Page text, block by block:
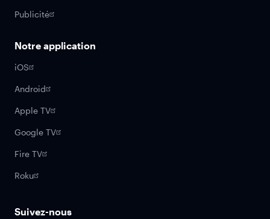
Publicité
Notre application
iOS
Android
Apple TV
Google TV
Fire TV
Roku
Suivez-nous